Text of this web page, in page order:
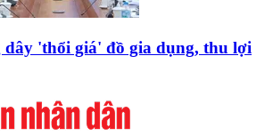
'thổi giá' đồ gia dụng, thu lợi